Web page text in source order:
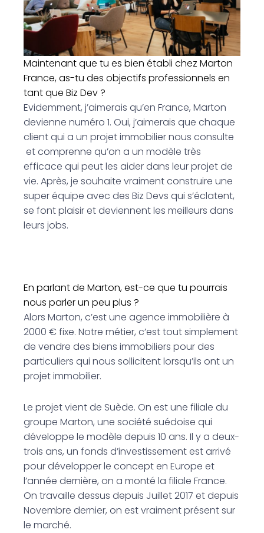
Maintenant que tu es bien établi chez Marton
France, as-tu des objectifs professionnels en
tant que Biz Dev ?
Evidemment, j’aimerais qu’en France, Marton
devienne numéro 1. Oui, j’aimerais que chaque
client qui a un projet immobilier nous consulte
et comprenne qu’on a un modèle très
efficace qui peut les aider dans leur projet de
vie. Après, je souhaite vraiment construire une
super équipe avec des Biz Devs qui s’éclatent,
se font plaisir et deviennent les meilleurs dans
leurs jobs.
En parlant de Marton, est-ce que tu pourrais
nous parler un peu plus ?
Alors Marton, c’est une agence immobilière à
2000 € fixe. Notre métier, c’est tout simplement
de vendre des biens immobiliers pour des
particuliers qui nous sollicitent lorsqu’ils ont un
projet immobilier.
Le projet vient de Suède. On est une filiale du
groupe Marton, une société suédoise qui
développe le modèle depuis 10 ans. Il y a deux-
trois ans, un fonds d’investissement est arrivé
pour développer le concept en Europe et
l’année dernière, on a monté la filiale France.
On travaille dessus depuis Juillet 2017 et depuis
Novembre dernier, on est vraiment présent sur
le marché.